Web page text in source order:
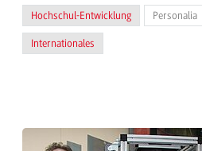
Hochschul-Entwicklung Personalia
Internationales